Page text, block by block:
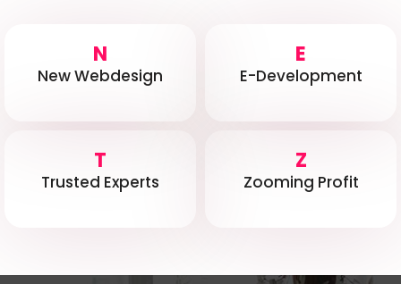
N
New Webdesign
E
E-Development
T
Trusted Experts
Z
Zooming Profit